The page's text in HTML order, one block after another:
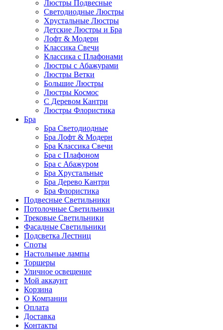
Люстры Подвесные
Светодиодные Люстры
Хрустальные Люстры
Детские Люстры и Бра
Лофт & Модерн
Классика Свечи
Классика с Плафонами
Люстры с Абажурами
Люстры Ветки
Большие Люстры
Люстры Космос
С Деревом Кантри
Люстры Флористика
Бра
Бра Светодиодные
Бра Лофт & Модерн
Бра Классика Свечи
Бра с Плафоном
Бра с Абажуром
Бра Хрустальные
Бра Дерево Кантри
Бра Флористика
Подвесные Светильники
Потолочные Светильники
Трековые Светильники
Фасадные Светильники
Подсветка Лестниц
Споты
Настольные лампы
Торшеры
Уличное освещение
Мой аккаунт
Корзина
О Компании
Оплата
Доставка
Контакты